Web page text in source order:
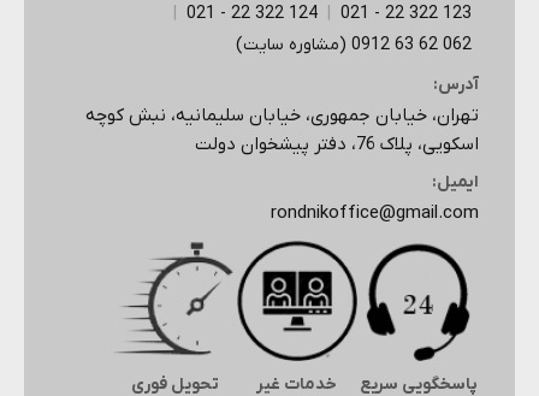
123 322 22 - 021
124 322 22 - 021
062 62 63 0912 (مشاوره سایت)
آدرس:
تهران، خیابان جمهوری، خیابان سلیمانیه، نبش کوچه
اسکویی، پلاک 76، دفتر پیشخوان دولت
ایمیل:
rondnikoffice@gmail.com
پاسخگویی سریع
خدمات غیر
تحویل فوری